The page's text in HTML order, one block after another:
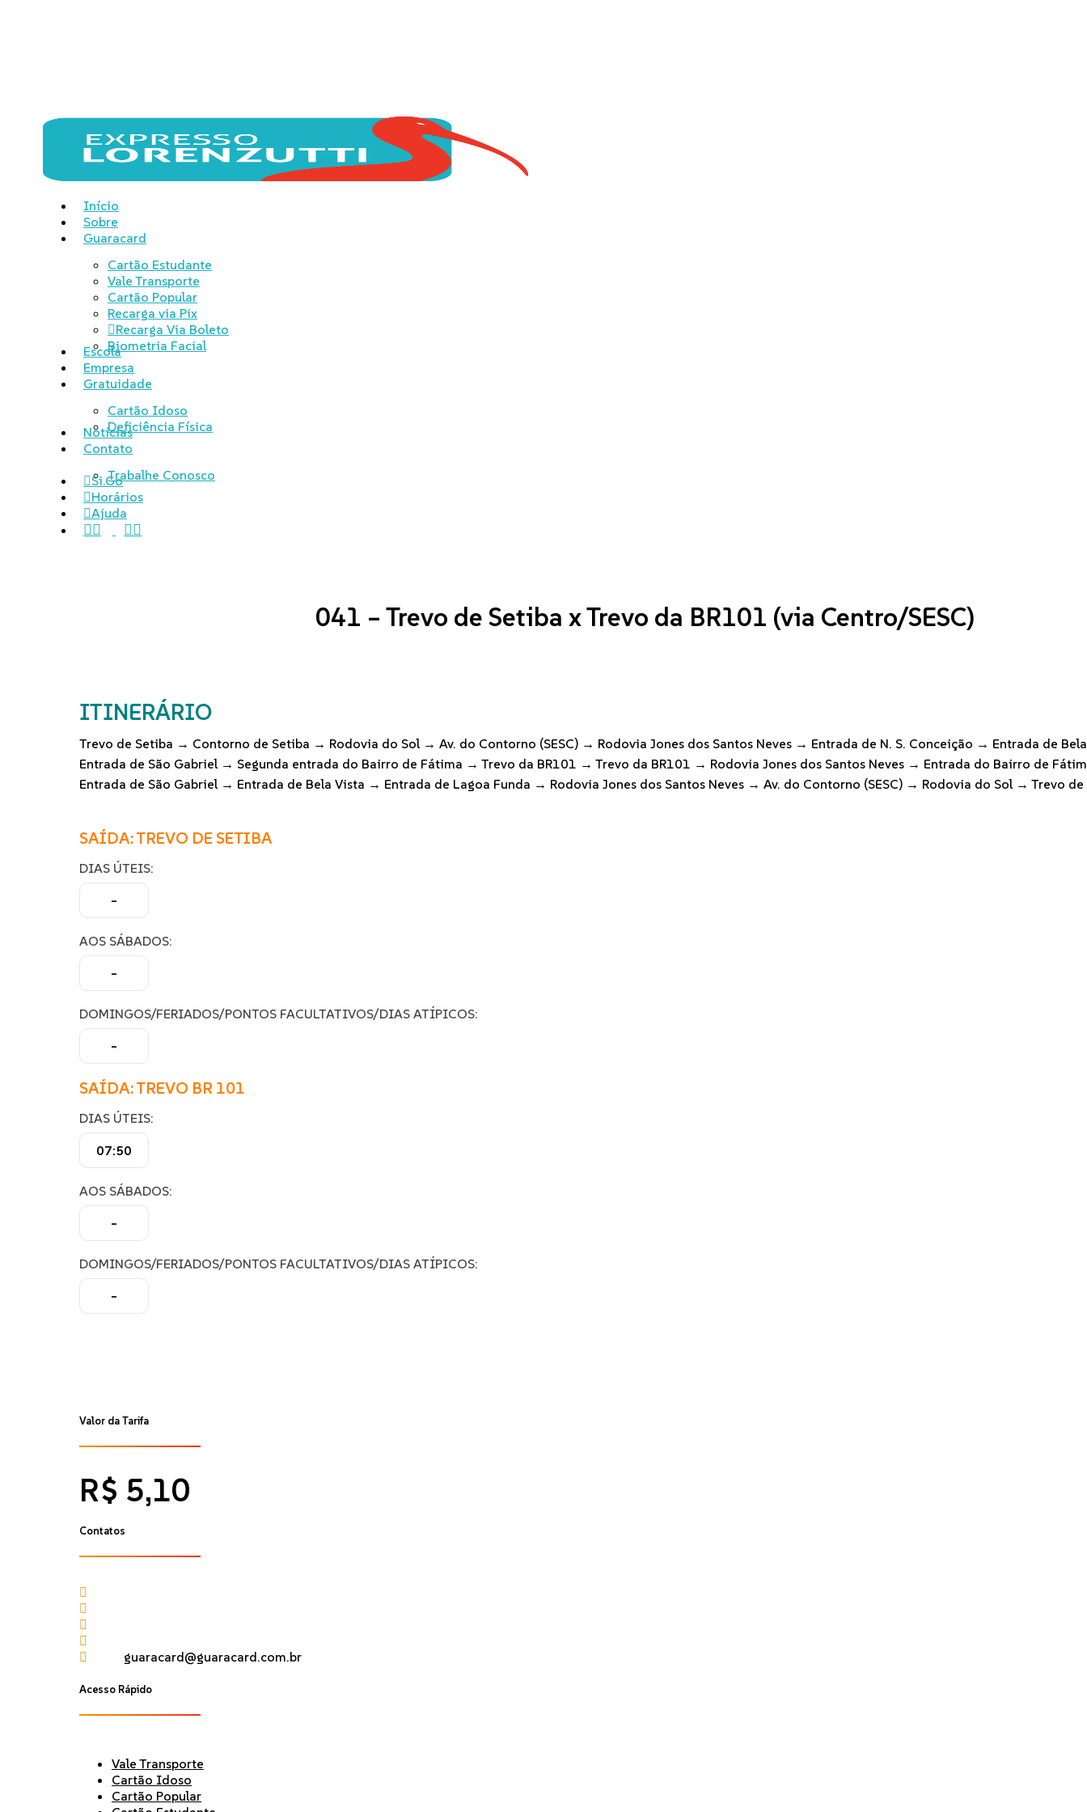
Menu
Início
Sobre
Guaracard
Cartão Estudante
Vale Transporte
Cartão Popular
Recarga via Pix
Recarga Via Boleto
Biometria Facial
Escola
Empresa
Gratuidade
Cartão Idoso
Deficiência Física
Notícias
Contato
Trabalhe Conosco
Si.Go
Horários
Ajuda
instagramwhatsapp
041 – Trevo de Setiba x Trevo da BR101 (via Centro/SESC)
ITINERÁRIO
Trevo de Setiba → Contorno de Setiba → Rodovia do Sol → Av. do Contorno (SESC) → Rodovia Jones dos Santos Neves → Entrada de N. S. Conceição → Entrada de
Entrada de São Gabriel → Segunda entrada do Bairro de Fátima → Trevo da BR101 → Trevo da BR101 → Rodovia Jones dos Santos Neves → Entrada do Bairro de
Entrada de São Gabriel → Entrada de Bela Vista → Entrada de Lagoa Funda → Rodovia Jones dos Santos Neves → Av. do Contorno (SESC) → Rodovia do Sol → Trevo de
SAÍDA: TREVO DE SETIBA
DIAS ÚTEIS:
–
AOS SÁBADOS:
–
DOMINGOS/FERIADOS/PONTOS FACULTATIVOS/DIAS ATÍPICOS:
–
SAÍDA: TREVO BR 101
DIAS ÚTEIS:
07:50
AOS SÁBADOS:
–
DOMINGOS/FERIADOS/PONTOS FACULTATIVOS/DIAS ATÍPICOS:
–
Valor da Tarifa
R$ 5,10
Contatos
guaracard@guaracard.com.br
Acesso Rápido
Vale Transporte
Cartão Idoso
Cartão Popular